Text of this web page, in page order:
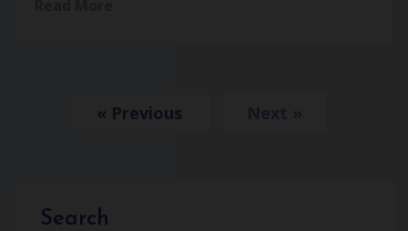
« Previous
Search